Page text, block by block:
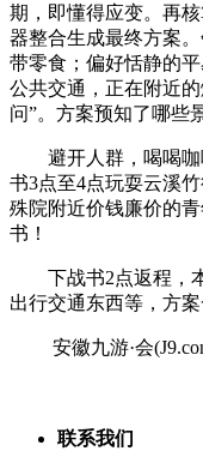
期，即懂得应变。再
器整合生成最终方案
带零食；偏好恬静的
公共交通，正在附近
问”。方案预知了哪些
避开人群，喝喝咖
书3点至4点玩耍云溪
殊院附近价钱廉价的
书！
下战书2点返程，本
出行交通东西等，方
安徽九游·会
联系我们